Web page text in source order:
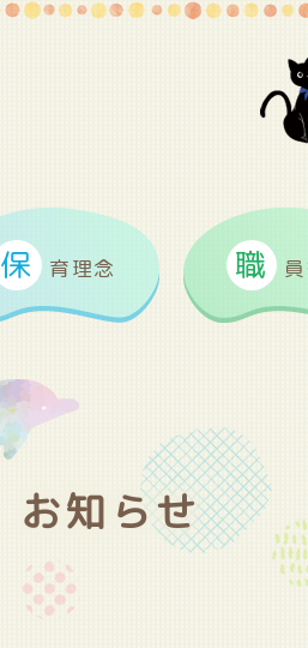
保 育理念 職
お知らせ